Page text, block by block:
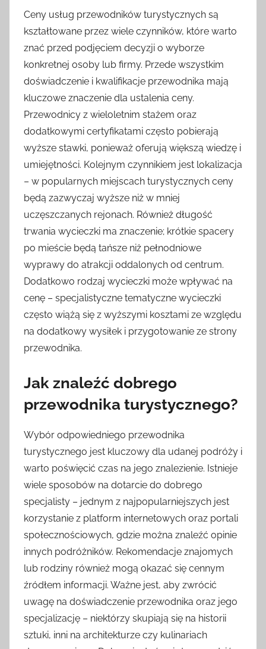
Ceny usług przewodników turystycznych są
kształtowane przez wiele czynników, które warto
znać przed podjęciem decyzji o wyborze
konkretnej osoby lub firmy. Przede wszystkim
doświadczenie i kwalifikacje przewodnika mają
kluczowe znaczenie dla ustalenia ceny.
Przewodnicy z wieloletnim stażem oraz
dodatkowymi certyfikatami często pobierają
wyższe stawki, ponieważ oferują większą wiedzę i
umiejętności. Kolejnym czynnikiem jest lokalizacja
– w popularnych miejscach turystycznych ceny
będą zazwyczaj wyższe niż w mniej
uczęszczanych rejonach. Również długość
trwania wycieczki ma znaczenie; krótkie spacery
po mieście będą tańsze niż pełnodniowe
wyprawy do atrakcji oddalonych od centrum.
Dodatkowo rodzaj wycieczki może wpływać na
cenę – specjalistyczne tematyczne wycieczki
często wiążą się z wyższymi kosztami ze względu
na dodatkowy wysiłek i przygotowanie ze strony
przewodnika.
Jak znaleźć dobrego
przewodnika turystycznego?
Wybór odpowiedniego przewodnika
turystycznego jest kluczowy dla udanej podróży i
warto poświęcić czas na jego znalezienie. Istnieje
wiele sposobów na dotarcie do dobrego
specjalisty – jednym z najpopularniejszych jest
korzystanie z platform internetowych oraz portali
społecznościowych, gdzie można znaleźć opinie
innych podróżników. Rekomendacje znajomych
lub rodziny również mogą okazać się cennym
źródłem informacji. Ważne jest, aby zwrócić
uwagę na doświadczenie przewodnika oraz jego
specjalizację – niektórzy skupiają się na historii
sztuki, inni na architekturze czy kulinariach